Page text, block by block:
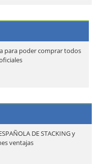
para poder comprar todos
DE STACKING y
ventajas